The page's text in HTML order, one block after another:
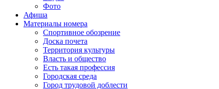
Фото
Афиша
Материалы номера
Спортивное обозрение
Доска почета
Территория культуры
Власть и общество
Есть такая профессия
Городская среда
Город трудовой доблести